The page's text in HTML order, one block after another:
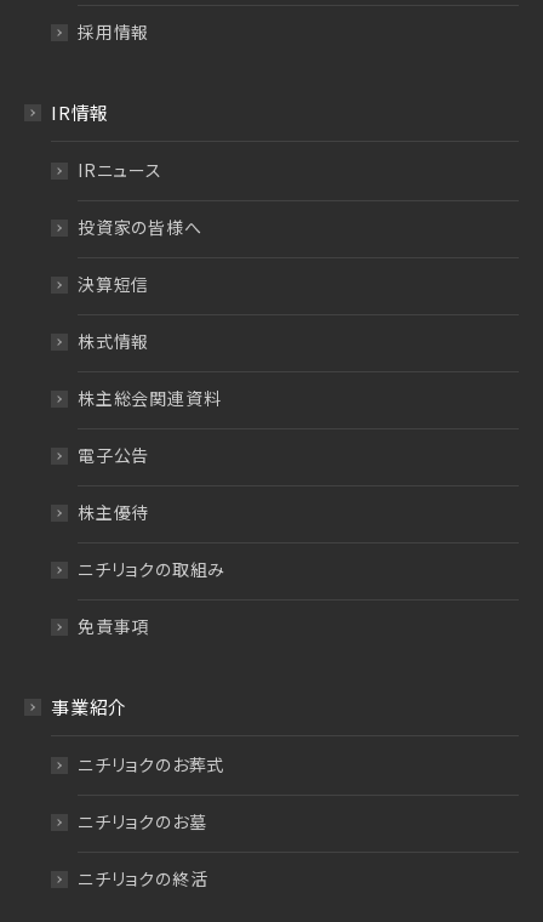
採用情報
IR情報
IRニュース
投資家の皆様へ
決算短信
株式情報
株主総会関連資料
電子公告
株主優待
ニチリョクの取組み
免責事項
事業紹介
ニチリョクのお葬式
ニチリョクのお墓
ニチリョクの終活